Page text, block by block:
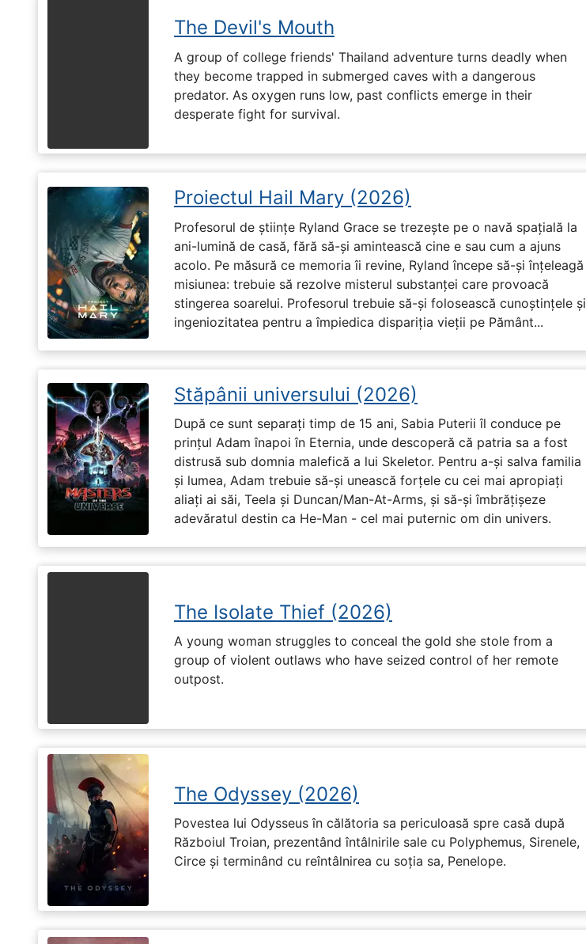
The Devil's Mouth
A group of college friends' Thailand adventure turns deadly when
they become trapped in submerged caves with a dangerous
predator. As oxygen runs low, past conflicts emerge in their
desperate fight for survival.
Proiectul Hail Mary (2026)
Profesorul de științe Ryland Grace se trezește pe o navă spațială la
ani-lumină de casă, fără să-și amintească cine e sau cum a ajuns
acolo. Pe măsură ce memoria îi revine, Ryland începe să-și înțeleagă
misiunea: trebuie să rezolve misterul substanței care provoacă
stingerea soarelui. Profesorul trebuie să-și folosească cunoștințele și
ingeniozitatea pentru a împiedica dispariția vieții pe Pământ...
Stăpânii universului (2026)
După ce sunt separați timp de 15 ani, Sabia Puterii îl conduce pe
prințul Adam înapoi în Eternia, unde descoperă că patria sa a fost
distrusă sub domnia malefică a lui Skeletor. Pentru a-și salva familia
și lumea, Adam trebuie să-și unească forțele cu cei mai apropiați
aliați ai săi, Teela și Duncan/Man-At-Arms, și să-și îmbrățișeze
adevăratul destin ca He-Man - cel mai puternic om din univers.
The Isolate Thief (2026)
A young woman struggles to conceal the gold she stole from a
group of violent outlaws who have seized control of her remote
outpost.
The Odyssey (2026)
Povestea lui Odysseus în călătoria sa periculoasă spre casă după
Războiul Troian, prezentând întâlnirile sale cu Polyphemus, Sirenele,
Circe și terminând cu reîntâlnirea cu soția sa, Penelope.